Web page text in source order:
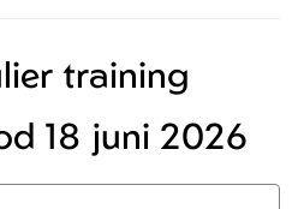
training
18 juni 2026